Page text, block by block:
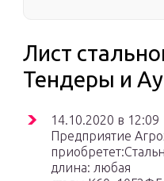
Лист
Тендеры и
14.10.2020 в 12:09
Предприятие
длина: любая